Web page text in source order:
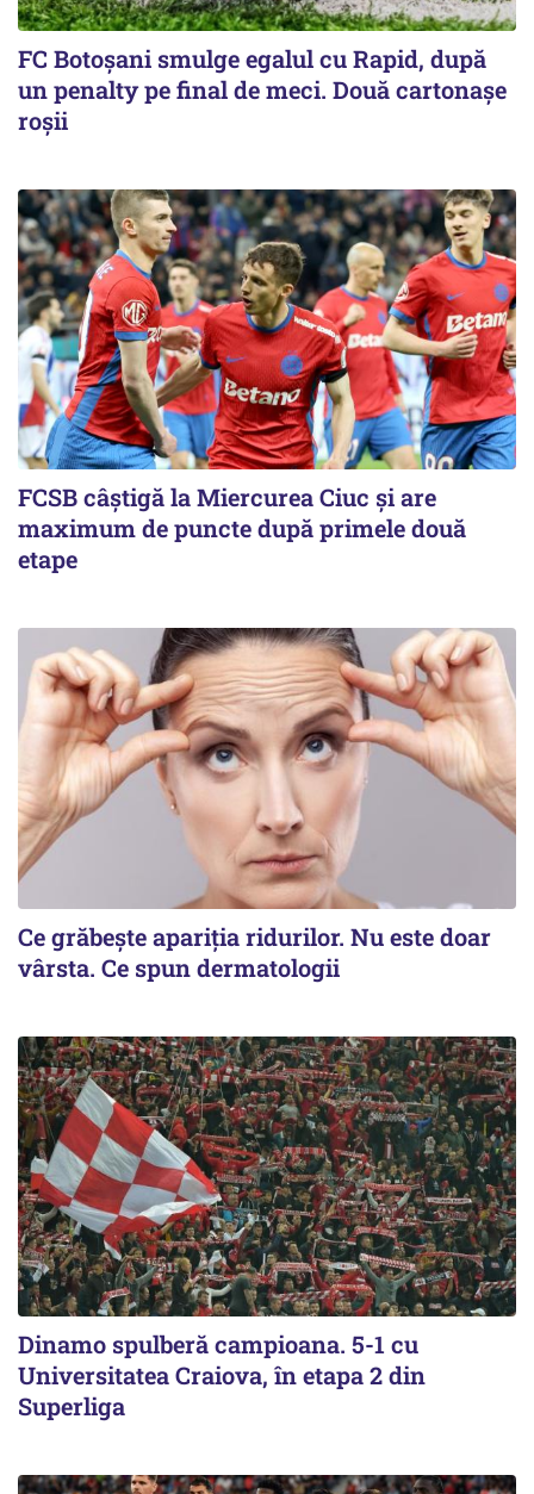
FC Botoşani smulge egalul cu Rapid, după
un penalty pe final de meci. Două cartonaşe
roşii
FCSB câştigă la Miercurea Ciuc şi are
maximum de puncte după primele două
etape
Ce grăbește apariția ridurilor. Nu este doar
vârsta. Ce spun dermatologii
Dinamo spulberă campioana. 5-1 cu
Universitatea Craiova, în etapa 2 din
Superliga